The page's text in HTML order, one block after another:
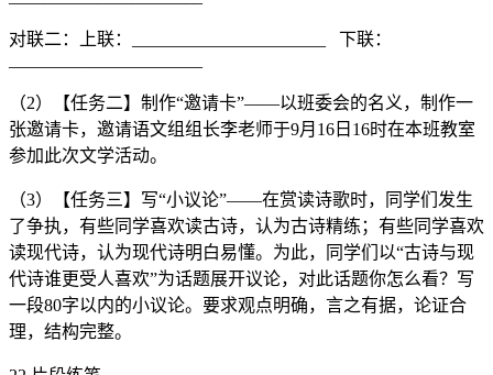
对联二：上联：______________________ 下联：
（2）【任务二】制作“邀请卡”——以班委会的名义，制作一
张邀请卡，邀请语文组组长李老师于9月16日16时在本班教室
参加此次文学活动。
（3）【任务三】写“小议论”——在赏读诗歌时，同学们发生
了争执，有些同学喜欢读古诗，认为古诗精练；有些同学喜欢
读现代诗，认为现代诗明白易懂。为此，同学们以“古诗与现
代诗谁更受人喜欢”为话题展开议论，对此话题你怎么看？写
一段80字以内的小议论。要求观点明确，言之有据，论证合
理，结构完整。